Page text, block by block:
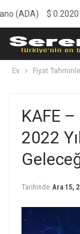
Ev Fiyat
KAFE
2022
Tarihinde Ara 15,
$0.202018